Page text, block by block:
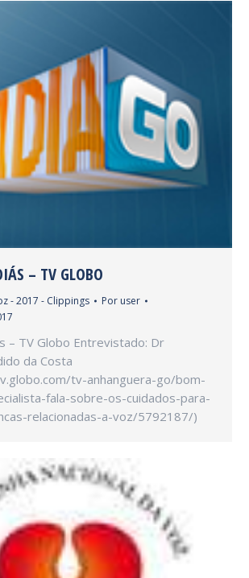
– TV GLOBO
- 2017 - Clippings Por user
– TV Globo Entrevistado: Dr
da Costa
tv-anhanguera-go/bom-
fala-sobre-os-cuidados-para-
relacionadas-a-voz/5792187/)